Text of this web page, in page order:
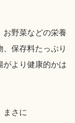
お野菜などの栄養
保存料たっぷり
がより健康的かは
まさに